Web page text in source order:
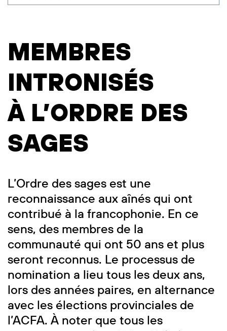
MEMBRES
INTRONISÉS
À L’ORDRE DES
SAGES
L’Ordre des sages est une
reconnaissance aux aînés qui ont
contribué à la francophonie. En ce
sens, des membres de la
communauté qui ont 50 ans et plus
seront reconnus. Le processus de
nomination a lieu tous les deux ans,
lors des années paires, en alternance
avec les élections provinciales de
l’ACFA. À noter que tous les